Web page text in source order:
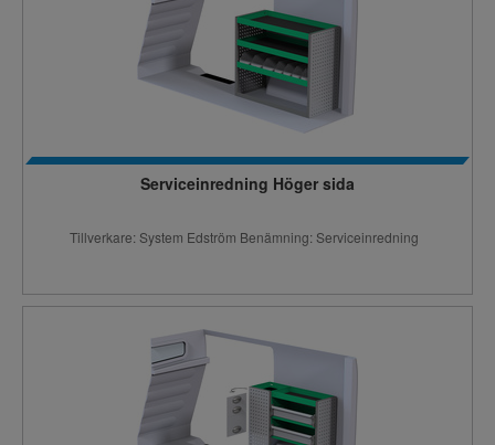
Serviceinredning Höger sida
Tillverkare: System Edström Benämning: Serviceinredning